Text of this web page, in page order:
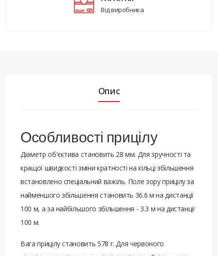
Від виробника
Опис
Особливості прицілу
Діаметр об'єктива становить 28 мм. Для зручності та
кращої швидкості зміни кратності на кільці збільшення
встановлено спеціальний важіль. Поле зору прицілу за
найменшого збільшення становить 36.6 м на дистанції
100 м, а за найбільшого збільшення - 3.3 м на дистанції
100 м.
Вага прицілу становить 578 г. Для червоного